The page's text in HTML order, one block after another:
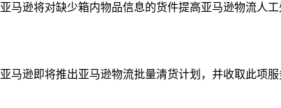
亚马逊将对缺少箱内物品信息的货件提高亚马逊物流人
亚马逊即将推出亚马逊物流批量清货计划，并收取此项